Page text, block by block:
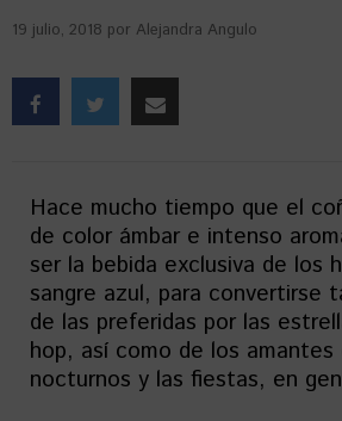
19 julio, 2018 por Alejandra Angulo
Hace mucho tiempo que el
de color ámbar e intenso
ser la bebida exclusiva de los
sangre azul, para convertirse
de las preferidas por las
hop, así como de los amantes
nocturnos y las fiestas, en